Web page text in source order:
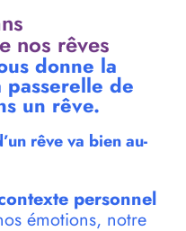
nos rêves
donne la
de
un rêve.
rêve va bien au-
personnel
émotions, notre